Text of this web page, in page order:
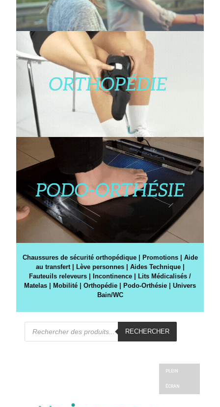
Chaussures de sécurité orthopédique| Promotions| Aide
au transfert| Lève personnes| Aides Technique|
Fauteuils releveurs | Incontinence | Lits Médicalisés /
Matelas | Mobilité | Orthopédie | Podo-Orthésie | Univers
Bain/WC
Recherche
RECHERCHER
PLEIN
ÉCRAN